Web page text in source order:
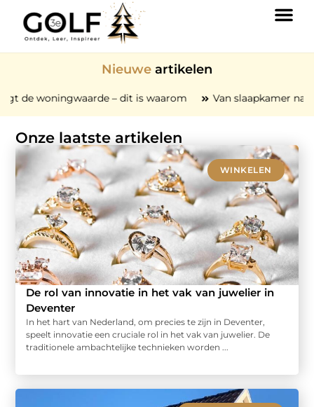
Nieuwe artikelen
– dit is waarom Van slaapkamer naar rustplek: zo
Onze laatste artikelen
WINKELEN
De rol van innovatie in het vak van juwelier in
Deventer
In het hart van Nederland, om precies te zijn in Deventer,
speelt innovatie een cruciale rol in het vak van juwelier. De
traditionele ambachtelijke technieken worden ...